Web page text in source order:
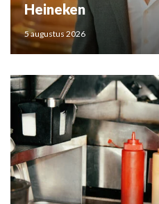
Heineken
5 augustus 2026